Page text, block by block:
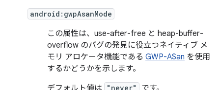
android:gwpAsanMode
この属性は、use-after-free と heap-buffer-
overflow のバグの発見に役立つネイティブ メ
モリ アロケータ機能である GWP-ASan を使用
するかどうかを示します。
デフォルト値は
"never" です。